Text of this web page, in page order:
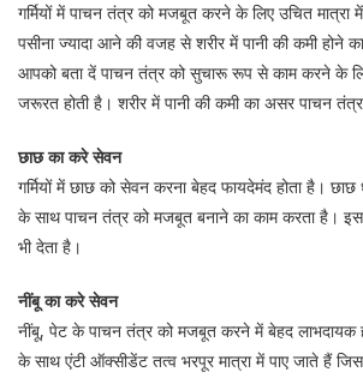
गर्मियों में पाचन तंत्र को मजबूत करने के लिए उचित मात्रा
पसीना ज्यादा आने की वजह से शरीर में पानी की कमी होने
आपको बता दें पाचन तंत्र को सुचारू रूप से काम करने के
जरूरत होती है। शरीर में पानी की कमी का असर पाचन
छाछ का करे सेवन
गर्मियों में छाछ को सेवन करना बेहद फायदेमंद होता है।
के साथ पाचन तंत्र को मजबूत बनाने का काम करता है।
भी देता है।
नींबू का करे सेवन
नींबू, पेट के पाचन तंत्र को मजबूत करने में बेहद लाभदायक
के साथ एंटी ऑक्सीडेंट तत्व भरपूर मात्रा में पाए जाते हैं